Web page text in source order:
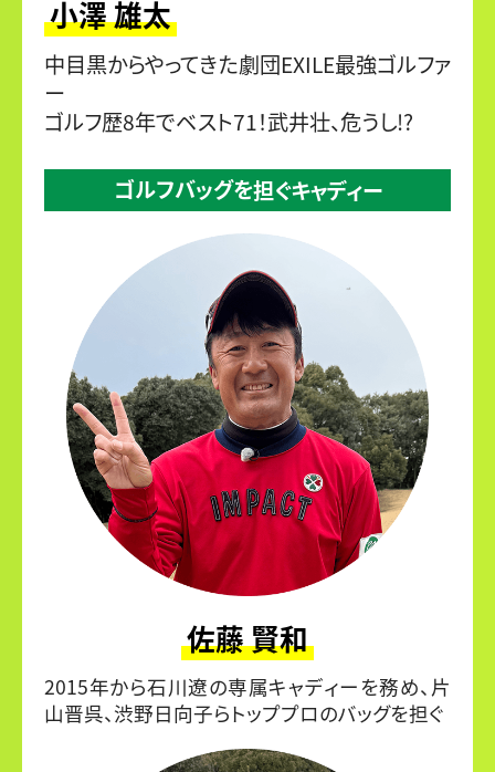
小澤 雄太
中目黒からやってきた劇団EXILE最強ゴルファ
ー
ゴルフ歴8年でベスト71！武井壮、危うし!?
ゴルフバッグを担ぐキャディー
佐藤 賢和
2015年から石川遼の専属キャディーを務め、片
山晋呉、渋野日向子らトッププロのバッグを担ぐ